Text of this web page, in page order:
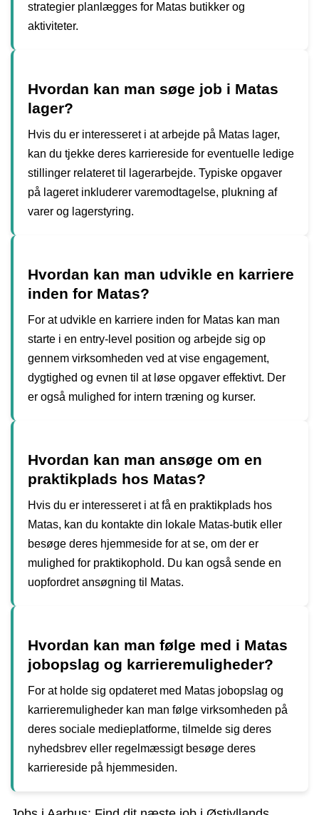
strategier planlægges for Matas butikker og
aktiviteter.
Hvordan kan man søge job i Matas
lager?
Hvis du er interesseret i at arbejde på Matas lager,
kan du tjekke deres karriereside for eventuelle ledige
stillinger relateret til lagerarbejde. Typiske opgaver
på lageret inkluderer varemodtagelse, plukning af
varer og lagerstyring.
Hvordan kan man udvikle en karriere
inden for Matas?
For at udvikle en karriere inden for Matas kan man
starte i en entry-level position og arbejde sig op
gennem virksomheden ved at vise engagement,
dygtighed og evnen til at løse opgaver effektivt. Der
er også mulighed for intern træning og kurser.
Hvordan kan man ansøge om en
praktikplads hos Matas?
Hvis du er interesseret i at få en praktikplads hos
Matas, kan du kontakte din lokale Matas-butik eller
besøge deres hjemmeside for at se, om der er
mulighed for praktikophold. Du kan også sende en
uopfordret ansøgning til Matas.
Hvordan kan man følge med i Matas
jobopslag og karrieremuligheder?
For at holde sig opdateret med Matas jobopslag og
karrieremuligheder kan man følge virksomheden på
deres sociale medieplatforme, tilmelde sig deres
nyhedsbrev eller regelmæssigt besøge deres
karriereside på hjemmesiden.